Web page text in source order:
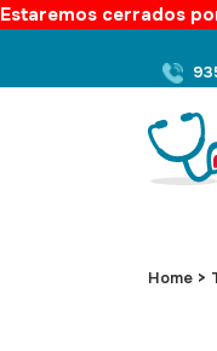
Estaremos cerrados
Home >